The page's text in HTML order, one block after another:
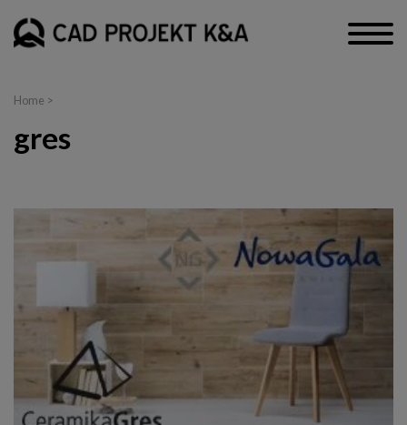
Home >
gres